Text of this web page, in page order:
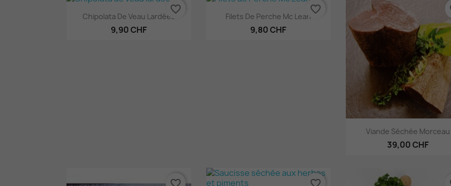
Aperçu rapide
Chipolata De Veau Lardées
9,90 CHF
favorite_border Aperçu rapide
Filets De Perche Mc Lean
9,80 CHF
favorite_border
Aperçu rapide
Viande Séchée Morceau
39,00 CHF
favorite_border
favorite_border